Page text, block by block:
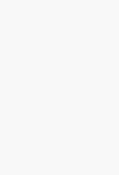
para fechar essa janela.